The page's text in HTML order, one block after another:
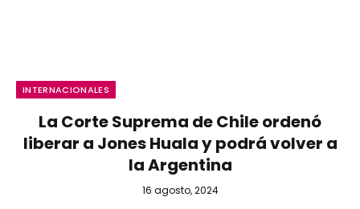
INTERNACIONALES
La Corte Suprema de Chile ordenó
liberar a Jones Huala y podrá volver a
la Argentina
16 agosto, 2024